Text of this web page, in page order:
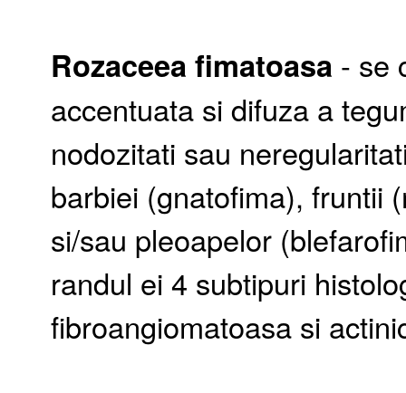
Rozaceea fimatoasa - se
accentuata si difuza a
nodozitati sau
barbiei (gnatofima), fruntii
si/sau pleoapelor
randul ei 4 subtipuri
fibroangiomatoasa si